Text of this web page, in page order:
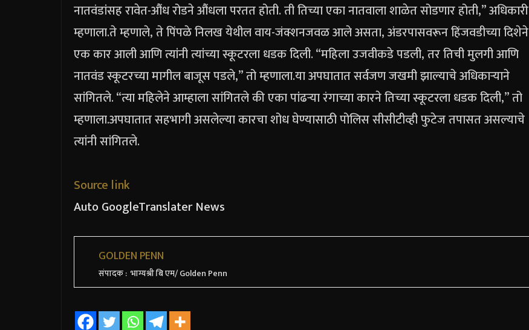
नातवंडांसह रावेत-औंध रोडने औंधला परतत होती.ती तिच्या एका नातवाला शाळेत सोडणार होती,” अधिकारी
म्हणाला.ते म्हणाले, ते पिंपळे निलख येथील वाय-जंक्शनजवळ आले असता, अंडरपासवरून हिंजवडीच्या दिशेने
एक कार आली आणि त्यांनी त्यांच्या स्कूटरला धडक दिली. “महिला उजवीकडे पडली, तर तिची मुलगी आणि
नातवंड स्कूटरच्या मागील बाजूस पडले,” तो म्हणाला.या अपघातात सर्वजण जखमी झाल्याचे अधिकाऱ्याने
सांगितले. “त्या महिलेने आम्हाला सांगितले की एका पांढऱ्या रंगाच्या कारने तिच्या स्कूटरला धडक दिली,” तो
म्हणाला.अपघातात सहभागी असलेल्या कारचा शोध घेण्यासाठी पोलिस सीसीटीव्ही फुटेज तपासत असल्याचे
त्यांनी सांगितले.
Source link
Auto GoogleTranslater News
GOLDEN PENN
संपादक : भाग्यश्री बि एम/ Golden Penn